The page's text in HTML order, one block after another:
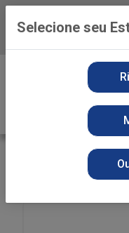
DETERGENTE
DET PO OMO 700G LAVAGEM
Selecione seu